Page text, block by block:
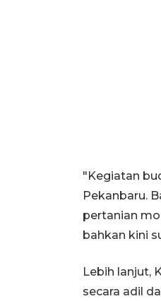
"Kegiatan
Pekanbaru.
pertanian
bahkan kini
Lebih lanjut,
secara adil